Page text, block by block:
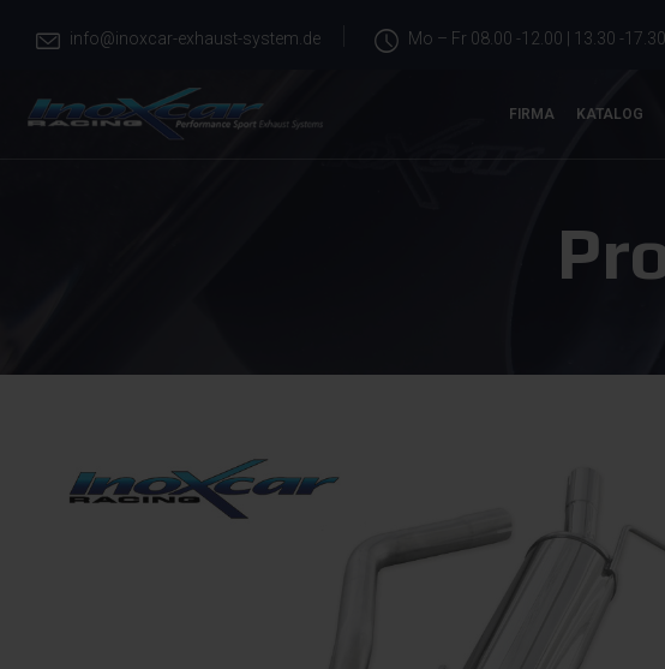
info@inoxcar-exhaust-system.de Mo – Fr 08.00 -12.00 | 13.30 -17.30
FIRMA KATALOG